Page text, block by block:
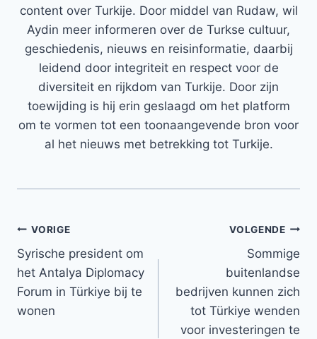
content over Turkije. Door middel van Rudaw, wil
Aydin meer informeren over de Turkse cultuur,
geschiedenis, nieuws en reisinformatie, daarbij
leidend door integriteit en respect voor de
diversiteit en rijkdom van Turkije. Door zijn
toewijding is hij erin geslaagd om het platform
om te vormen tot een toonaangevende bron voor
al het nieuws met betrekking tot Turkije.
Bericht
navigatie
VORIGE
Syrische president om
het Antalya Diplomacy
Forum in Türkiye bij te
wonen
VOLGENDE
Sommige
buitenlandse
bedrijven kunnen zich
tot Türkiye wenden
voor investeringen te